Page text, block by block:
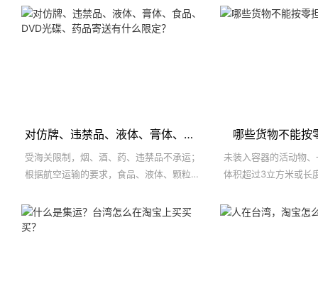
对仿牌、违禁品、液体、膏体、食品、DVD光碟、药品寄送有什么限定？
受海关限制，烟、酒、药、违禁品不承运；
根据航空运输的要求，食品、液体、颗粒、
要批量寄送这些品类的货物。
哪些货物不能按
未装入容器的活动物
体积超过3立方米或长